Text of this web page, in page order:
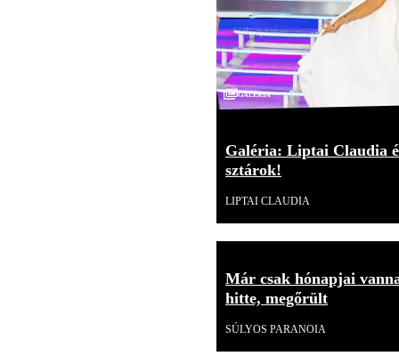
Galéria
Galéria: Liptai Claudia
sztárok!
LIPTAI CLAUDIA
Már csak hónapjai
hitte, megőrült
SÚLYOS PARANOIA